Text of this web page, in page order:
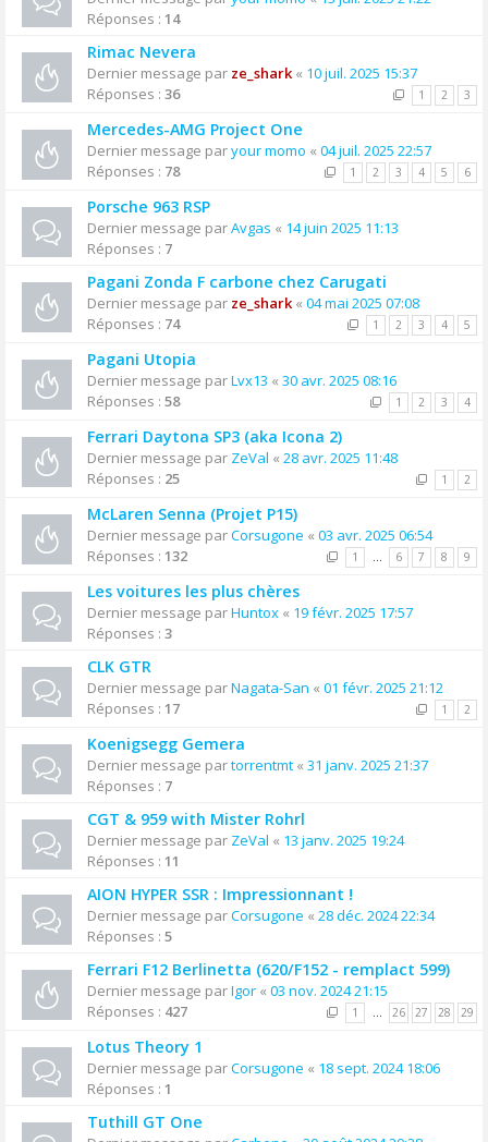
Réponses : 14
Rimac Nevera
Dernier message par ze_shark« 10 juil. 2025 15:37
Réponses : 36 1 2 3
Mercedes-AMG Project One
Dernier message paryour momo « 04 juil. 2025 22:57
Réponses : 78 1 2 3 4 5 6
Porsche 963 RSP
Dernier message parAvgas « 14 juin 2025 11:13
Réponses : 7
Pagani Zonda F carbone chez Carugati
Dernier message par ze_shark« 04 mai 2025 07:08
Réponses : 74 1 2 3 4 5
Pagani Utopia
Dernier message parLvx13 « 30 avr. 2025 08:16
Réponses : 58 1 2 3 4
Ferrari Daytona SP3 (aka Icona 2)
Dernier message par ZeVal « 28 avr. 2025 11:48
Réponses : 25 1 2
McLaren Senna (Projet P15)
Dernier message parCorsugone « 03 avr. 2025 06:54
Réponses : 132 1 … 6 7 8 9
Les voitures les plus chères
Dernier message parHuntox « 19 févr. 2025 17:57
Réponses : 3
CLK GTR
Dernier message parNagata-San « 01 févr. 2025 21:12
Réponses : 17 1 2
Koenigsegg Gemera
Dernier message partorrentmt « 31 janv. 2025 21:37
Réponses : 7
CGT & 959 with Mister Rohrl
Dernier message par ZeVal « 13 janv. 2025 19:24
Réponses : 11
AION HYPER SSR : Impressionnant !
Dernier message parCorsugone « 28 déc. 2024 22:34
Réponses : 5
Ferrari F12 Berlinetta (620/F152 - remplact 599)
Dernier message parIgor « 03 nov. 2024 21:15
Réponses : 427 1 … 26 27 28 29
Lotus Theory 1
Dernier message parCorsugone « 18 sept. 2024 18:06
Réponses : 1
Tuthill GT One